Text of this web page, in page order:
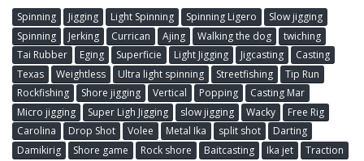
Spinning Jigging Light Spinning Spinning Ligero
Slow jigging
Spinning
Jerking Currican Ajing Walking the dog
twiching
Tai Rubber
Eging Superficie Light Jigging Jigcasting
Casting
Texas
Weightless Ultra light spinning Streetfishing
Tip Run
Rockfishing
Shore jigging Vertical Popping
Casting Mar
Micro jigging
Super Ligh Jigging slow jigging Wacky
Free Rig
Carolina
Drop Shot Volee Metal Ika split shot
Darting
Damikirig
Shore game Rock shore Baitcasting Ika jet
Traction